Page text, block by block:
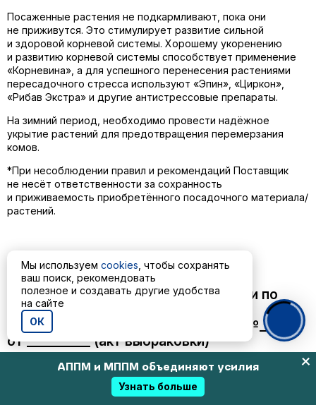
Посаженные растения не подкармливают, пока они
не приживутся. Это стимулирует развитие сильной
и здоровой корневой системы. Хорошему укоренению
и развитию корневой системы способствует применение
«Корневина», а для успешного перенесения растениями
пересадочного стресса используют «Эпин», «Циркон»,
«Рибав Экстра» и другие антистрессовые препараты.
На зимний период, необходимо провести надёжное
укрытие растений для предотвращения перемерзания
комов.
*При несоблюдении правил и рекомендаций Поставщик
не несёт ответственности за сохранность
и приживаемость приобретённого посадочного материала/
растений.
Приложение №2
АКТ об установленном расхождении по
количеству и качеству при приёмке
товарно-материальных ценностей №______
от __________ (акт выбраковки)
Место приёмки товара
______________________________________________________________________
Настоящий акт составлен по сопроводительным
АППМ и МППМ объединяют усилия
Узнать больше
Мы используем cookies , чтобы сохранять
ваш поиск, рекомендовать
полезное и создавать другие удобства
на сайте
ОК